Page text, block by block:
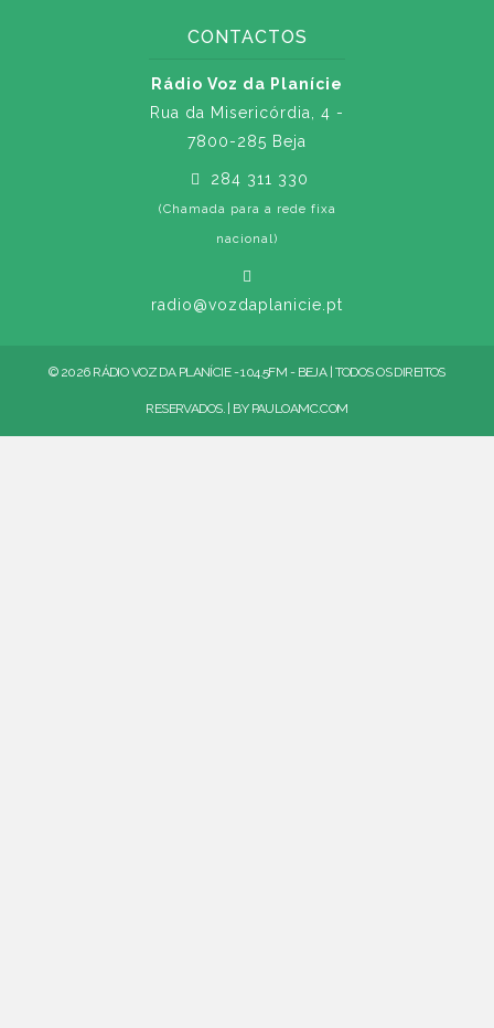
CONTACTOS
Rádio Voz da Planície
Rua da Misericórdia, 4 -
7800-285 Beja
284 311 330
(Chamada para a rede fixa
nacional)
radio@vozdaplanicie.pt
© 2026 RÁDIO VOZ DA PLANÍCIE - 104.5FM - BEJA | TODOS OS DIREITOS
RESERVADOS. | BY PAULOAMC.COM